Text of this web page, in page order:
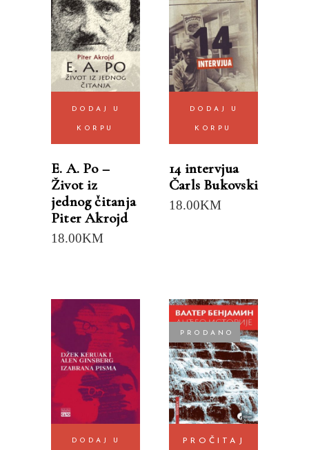
DODAJ U
KORPU
E. A. Po –
Život iz
jednog čitanja
Piter Akrojd
18.00KM
DODAJ U
KORPU
14 intervjua
Čarls Bukovski
18.00KM
DODAJ U
PRODANO
PROČITAJ